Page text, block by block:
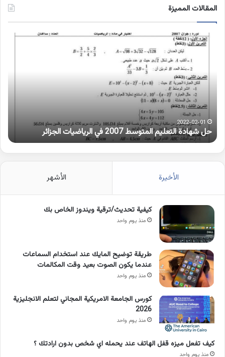
المقالات المميزة
اسماء
الجن
في
كتاب
شمس
المعارف
2022-09-21
اسماء الجن في كتاب شمس المعارف
الأخيرة الأشهر
كيفية تحديث/ترقية ويندوز الخاص بك
منذ يوم واحد
طريقة توضيح المايك عند استخدام السماعات
عندما يكون الصوت بعيد وقت المكالمات
منذ يوم واحد
كورس الجامعة الامريكية المجاني لتعلم الانجليزية
2026
منذ يوم واحد
كيف تفعل ميزه قفل الهاتف عند يحمله اي شخص بدون ارادتك ؟
منذ يوم واحد